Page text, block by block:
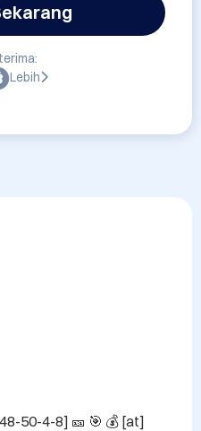
Lebih
50-4-8] 🎫 🎯 💰 [at]